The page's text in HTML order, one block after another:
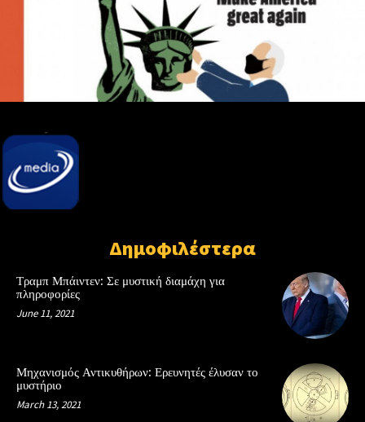
Δημοφιλέστερα
Τραμπ Μπάιντεν: Σε μυστική διαμάχη για
πληροφορίες
June 11, 2021
Μηχανισμός Αντικυθήρων: Ερευνητές έλυσαν το
μυστήριο
March 13, 2021